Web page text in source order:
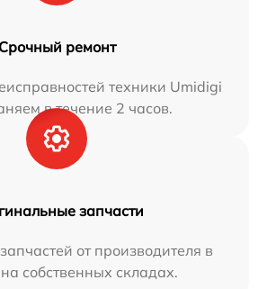
Срочный ремонт
техники Umidigi
в течение 2 часов.
запчасти
от производителя в
собственных складах.